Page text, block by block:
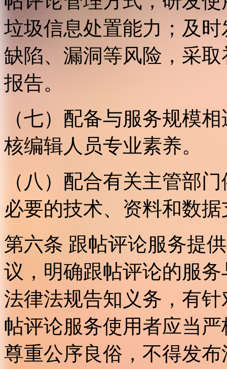
垃圾信息处置能力；及
缺陷、漏洞等风险，采
报告。
（七）配备与服务规模
核编辑人员专业素养。
（八）配合有关主管部
必要的技术、资料和数
第六条 跟帖评论服务提
议，明确跟帖评论的服
法律法规告知义务，有
帖评论服务使用者应当
尊重公序良俗，不得发